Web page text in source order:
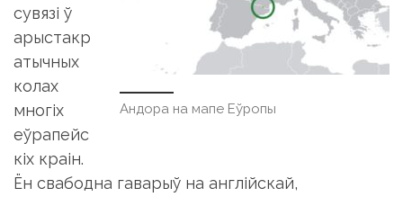
Андора на мапе Еўропы
атычных
колах
многіх
еўрапейс
кіх краін.
Ён свабодна гаварыў на англійскай,
французскай і нямецкай, а ў Калумбіі ў
дасканаласці вывучыў і іспанскую мову. У